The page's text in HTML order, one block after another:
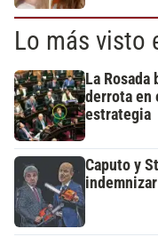
Lo más visto
La
derrota en
estrategia
Caputo y